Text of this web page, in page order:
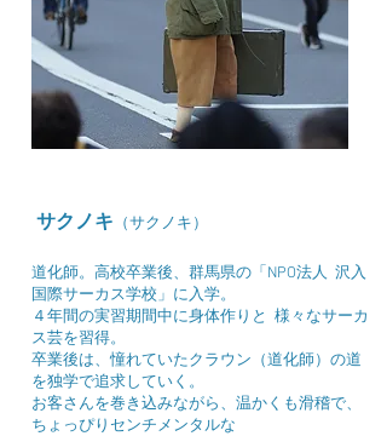
サクノキ （サクノキ）
道化師。高校卒業後、群馬県の「NPO法人 沢入
国際サーカス学校」に入学。
４年間の実習期間中に身体作りと 様々なサーカ
ス芸を習得。
卒業後は、憧れていたクラウン（道化師）の道
を独学で追求していく。
お客さんを巻き込みながら、温かくも滑稽で、
ちょっぴりセンチメンタルな